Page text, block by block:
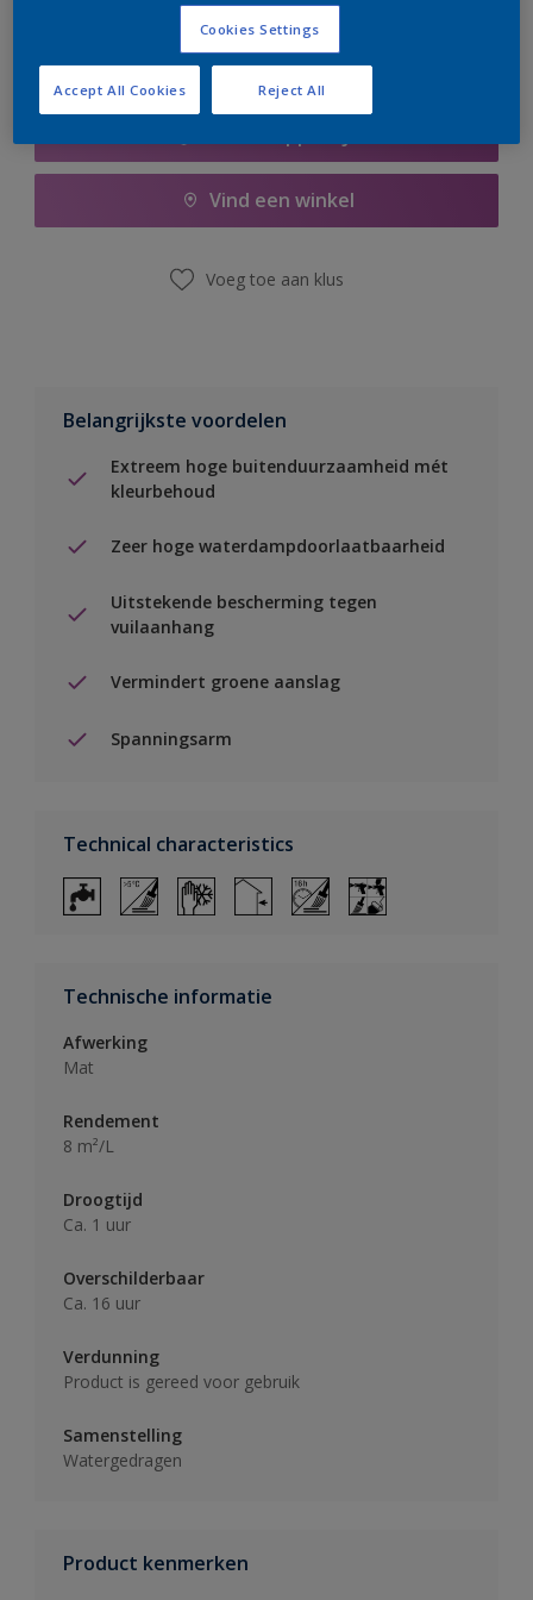
Vind een winkel
Voeg toe aan klus
Belangrijkste voordelen
Extreem hoge buitenduurzaamheid mét
kleurbehoud
Zeer hoge waterdampdoorlaatbaarheid
Uitstekende bescherming tegen
vuilaanhang
Vermindert groene aanslag
Spanningsarm
Technical characteristics
Technische informatie
Afwerking
Mat
Rendement
8 m²/L
Droogtijd
Ca. 1 uur
Overschilderbaar
Ca. 16 uur
Verdunning
Product is gereed voor gebruik
Samenstelling
Watergedragen
Product kenmerken
Cookies Settings
Reject All
Accept All Cookies